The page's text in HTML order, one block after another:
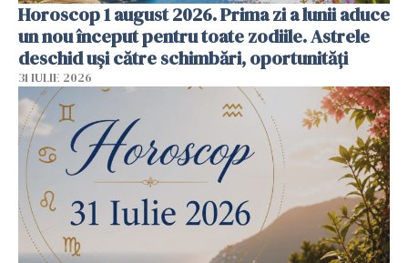
Horoscop 1 august 2026. Prima zi a lunii aduce
un nou început pentru toate zodiile. Astrele
deschid uși către schimbări, oportunități
31 IULIE 2026